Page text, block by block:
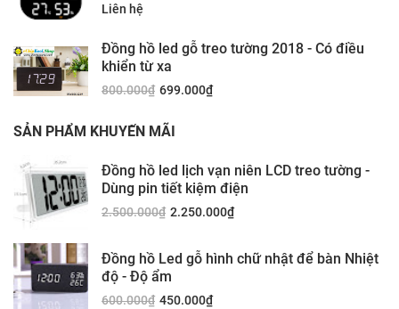
Liên hệ
Đồng hồ led gỗ treo tường 2018 - Có điều
khiển từ xa
800.000₫ 699.000₫
SẢN PHẨM KHUYẾN MÃI
Đồng hồ led lịch vạn niên LCD treo tường -
Dùng pin tiết kiệm điện
2.500.000₫ 2.250.000₫
Đồng hồ Led gỗ hình chữ nhật để bàn Nhiệt
độ - Độ ẩm
600.000₫ 450.000₫